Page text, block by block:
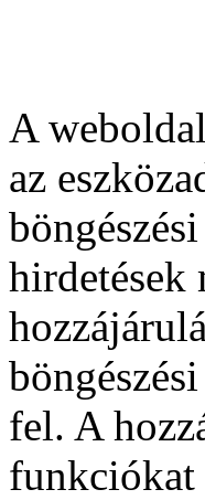
A
az
hirdetések
fel. A
funkciókat